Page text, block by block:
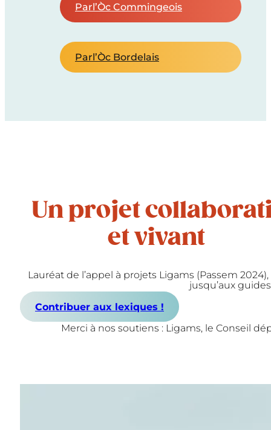
Parl’Òc Commingeois
Parl’Òc Bordelais
Un projet
et vivant
Lauréat de l’appel à projets Ligams (Passem
jusqu’aux
Contribuer aux lexiques !
Merci à nos soutiens : Ligams, le Conseil